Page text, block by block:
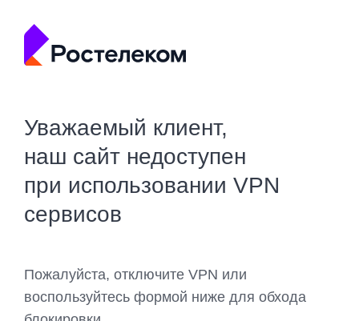
Уважаемый клиент,
наш сайт недоступен
при использовании VPN
сервисов
Пожалуйста, отключите VPN или
воспользуйтесь формой ниже для обхода